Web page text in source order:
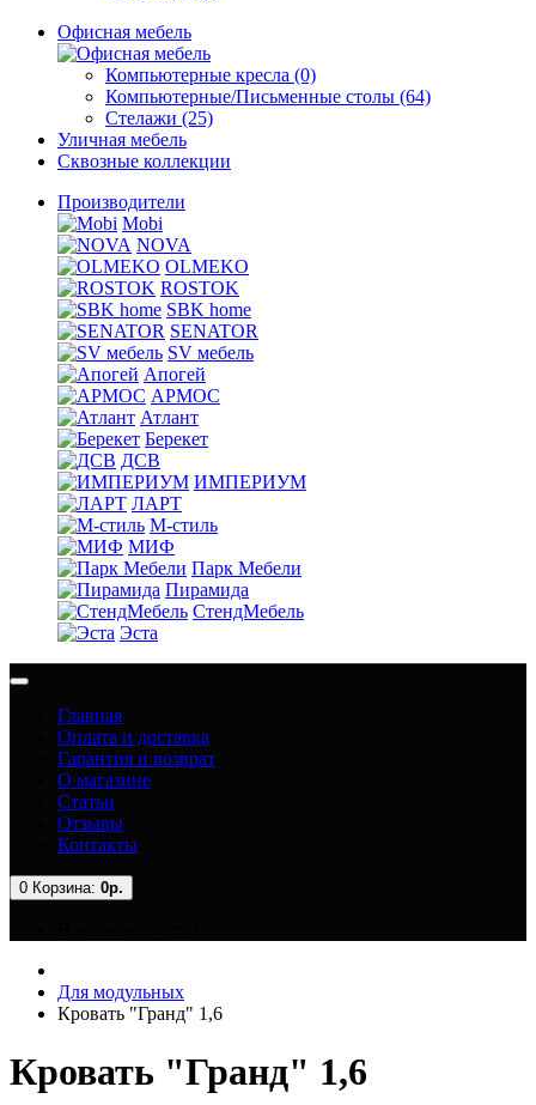
Офисная мебель
Компьютерные кресла (0)
Компьютерные/Письменные столы (64)
Стелажи (25)
Уличная мебель
Сквозные коллекции
Производители
Mobi
NOVA
OLMEKO
ROSTOK
SBK home
SENATOR
SV мебель
Апогей
АРМОС
Атлант
Берекет
ДСВ
ИМПЕРИУМ
ЛАРТ
М-стиль
МИФ
Парк Мебели
Пирамида
СтендМебель
Эста
Главная
Оплата и доставка
Гарантия и возврат
О магазине
Статьи
Отзывы
Контакты
0 Корзина: 0р.
Для модульных
Кровать "Гранд" 1,6
Кровать "Гранд" 1,6